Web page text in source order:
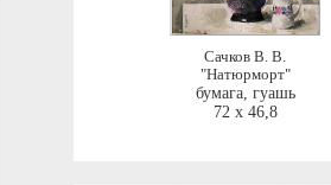
Сачков В. В.
"Натюрморт"
бумага, гуашь
72 x 46,8